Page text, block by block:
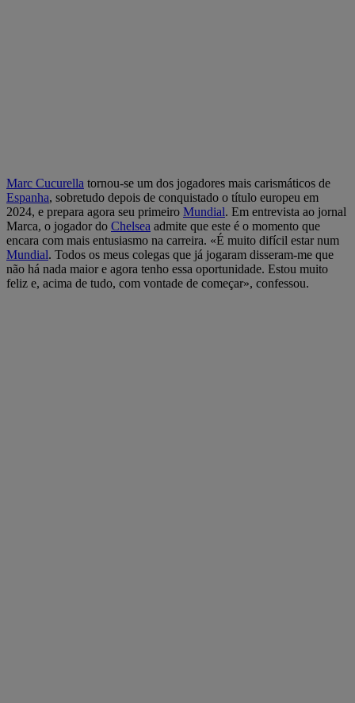
Marc Cucurella tornou-se um dos jogadores mais carismáticos de
Espanha, sobretudo depois de conquistado o título europeu em
2024, e prepara agora seu primeiro Mundial. Em entrevista ao jornal
Marca, o jogador do Chelsea admite que este é o momento que
encara com mais entusiasmo na carreira. «É muito difícil estar num
Mundial. Todos os meus colegas que já jogaram disseram-me que
não há nada maior e agora tenho essa oportunidade. Estou muito
feliz e, acima de tudo, com vontade de começar», confessou.